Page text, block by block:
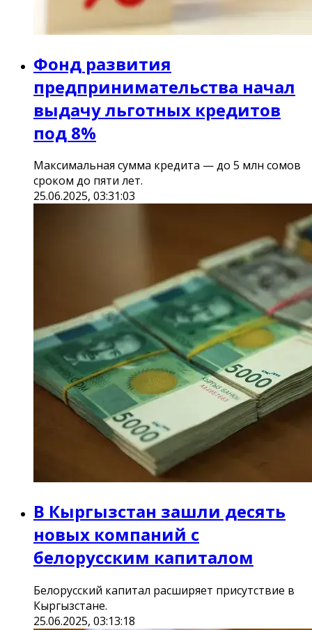
Фонд развития
предпринимательства начал
выдачу льготных кредитов
под 8%
Максимальная сумма кредита — до 5 млн сомов
сроком до пяти лет.
25.06.2025, 03:31:03
В Кыргызстан зашли десять
новых компаний с
белорусским капиталом
Белорусский капитал расширяет присутствие в
Кыргызстане.
25.06.2025, 03:13:18